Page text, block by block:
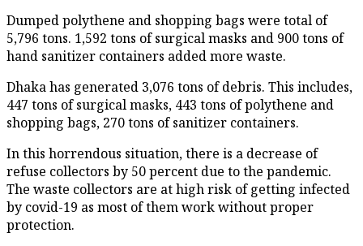
Dumped polythene and shopping bags were total of
5,796 tons. 1,592 tons of surgical masks and 900 tons of
hand sanitizer containers added more waste.
Dhaka has generated 3,076 tons of debris. This includes,
447 tons of surgical masks, 443 tons of polythene and
shopping bags, 270 tons of sanitizer containers.
In this horrendous situation, there is a decrease of
refuse collectors by 50 percent due to the pandemic.
The waste collectors are at high risk of getting infected
by covid-19 as most of them work without proper
protection.